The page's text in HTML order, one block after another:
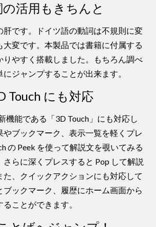
の活用もきちんと
肝です。ドイツ語の動詞は不規則に変
大変です。本製品では書籍に付属する
りやすく搭載しました。もちろん調べ
ジャンプすることが出来ます。
Touch にも対応
機能である「3D Touch」にも対応し
やブックマーク、表示一覧を軽くプレ
の Peek を使って解説文を覗いてみる
さらに深くプレスすると Pop して解説
た、クイックアクションにも対応して
ブックマーク、履歴にホーム画面から
ことができます。